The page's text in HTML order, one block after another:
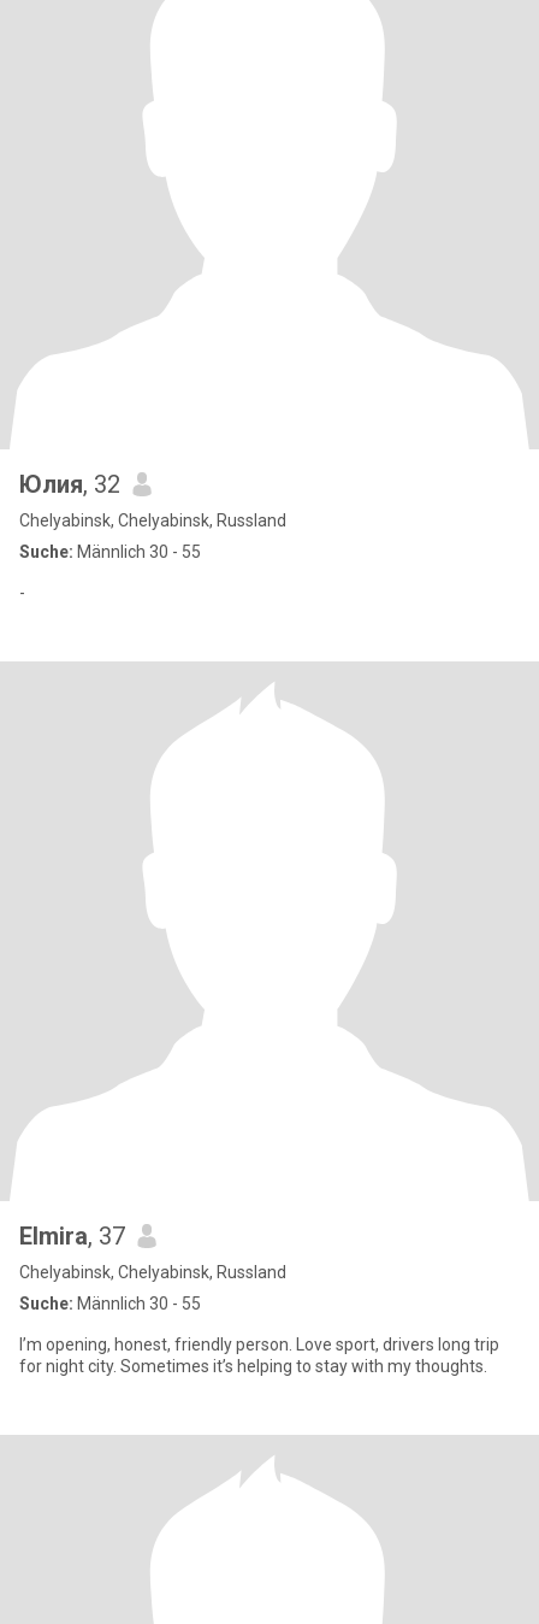
Юлия, 32
Chelyabinsk, Chelyabinsk, Russland
Suche: Männlich 30 - 55
-
Elmira, 37
Chelyabinsk, Chelyabinsk, Russland
Suche: Männlich 30 - 55
I’m opening, honest, friendly person. Love sport, drivers long trip
for night city. Sometimes it’s helping to stay with my thoughts.